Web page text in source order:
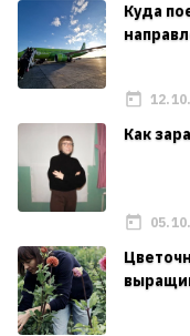
Куда
Как